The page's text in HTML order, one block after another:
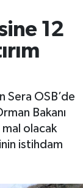
12
Sera OSB’de
Bakanı
mal olacak
istihdam